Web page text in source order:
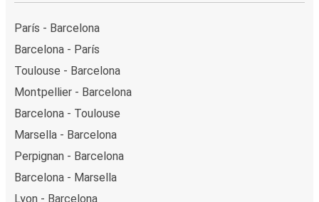
París - Barcelona
Barcelona - París
Toulouse - Barcelona
Montpellier - Barcelona
Barcelona - Toulouse
Marsella - Barcelona
Perpignan - Barcelona
Barcelona - Marsella
Lyon - Barcelona